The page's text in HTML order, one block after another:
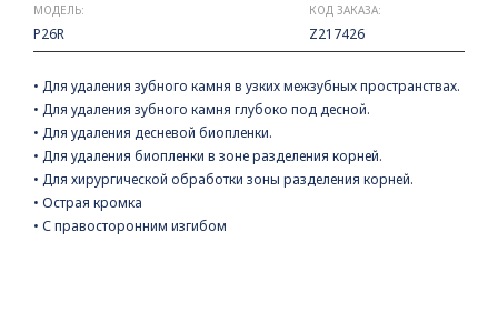
МОДЕЛЬ:
P26R
КОД ЗАКАЗА:
Z217426
• Для удаления зубного камня в узких межзубных пространствах.
• Для удаления зубного камня глубоко под десной.
• Для удаления десневой биопленки.
• Для удаления биопленки в зоне разделения корней.
• Для хирургической обработки зоны разделения корней.
• Острая кромка
• С правосторонним изгибом